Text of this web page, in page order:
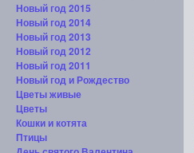
Новый год 2015
Новый год 2014
Новый год 2013
Новый год 2012
Новый год 2011
Новый год и Рождество
Цветы живые
Цветы
Кошки и котята
Птицы